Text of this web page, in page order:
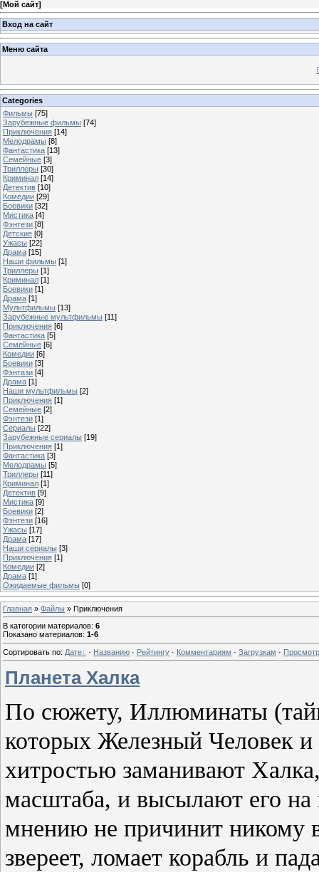
[Мой сайт]
Вход на сайт
Меню сайта
Categories
Фильмы [75]
Зарубежные фильмы [74]
Приключения [14]
Мелодрамы [8]
Фантастика [13]
Семейные [3]
Триллеры [30]
Криминал [14]
Детектив [10]
Комедии [29]
Боевики [32]
Мистика [4]
Фэнтези [8]
Детские [0]
Ужасы [22]
Драма [15]
Наши фильмы [1]
Триллеры [1]
Криминал [1]
Боевики [1]
Драма [1]
Мультфильмы [13]
Зарубежные мультфильмы [11]
Приключения [6]
Фантастика [5]
Семейные [6]
Комедии [6]
Боевики [3]
Фэнтази [4]
Драма [1]
Наши мультфильмы [2]
Приключения [1]
Семейные [2]
Фэнтези [1]
Сериалы [22]
Зарубежные сериалы [19]
Приключения [1]
Фантастика [3]
Мелодрамы [5]
Триллеры [11]
Криминал [1]
Детектив [9]
Мистика [9]
Боевики [2]
Фэнтези [16]
Ужасы [17]
Драма [17]
Наши сериалы [3]
Приключения [1]
Комедии [2]
Драма [1]
Ожидаемые фильмы [0]
Главная » Файлы » Приключения
В категории материалов: 6
Показано материалов: 1-6
Сортировать по: Дате · Названию · Рейтингу · Комментариям · Загрузкам ·
Планета Халка
По сюжету, Иллюминаты
которых Железный Человек
хитростью заманивают
масштаба, и высылают его
мнению не причинит никому
звереет, ломает корабль и